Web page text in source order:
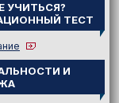
УЧИТЬСЯ?
ТЕСТ
И